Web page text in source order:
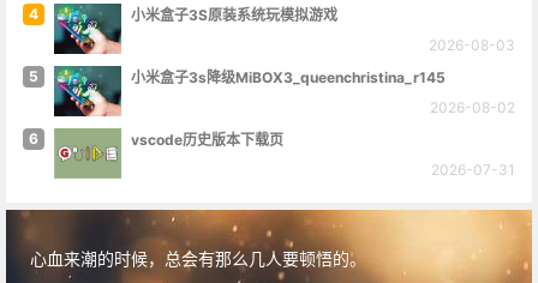
4
小米盒子3S原装系统玩模拟游戏
2026-08-03
5
小米盒子3s降级MiBOX3_queenchristina_r145
2026-08-02
6
vscode历史版本下载页
2026-07-31
心血来潮的时候，总会有那么几人要顿悟的。